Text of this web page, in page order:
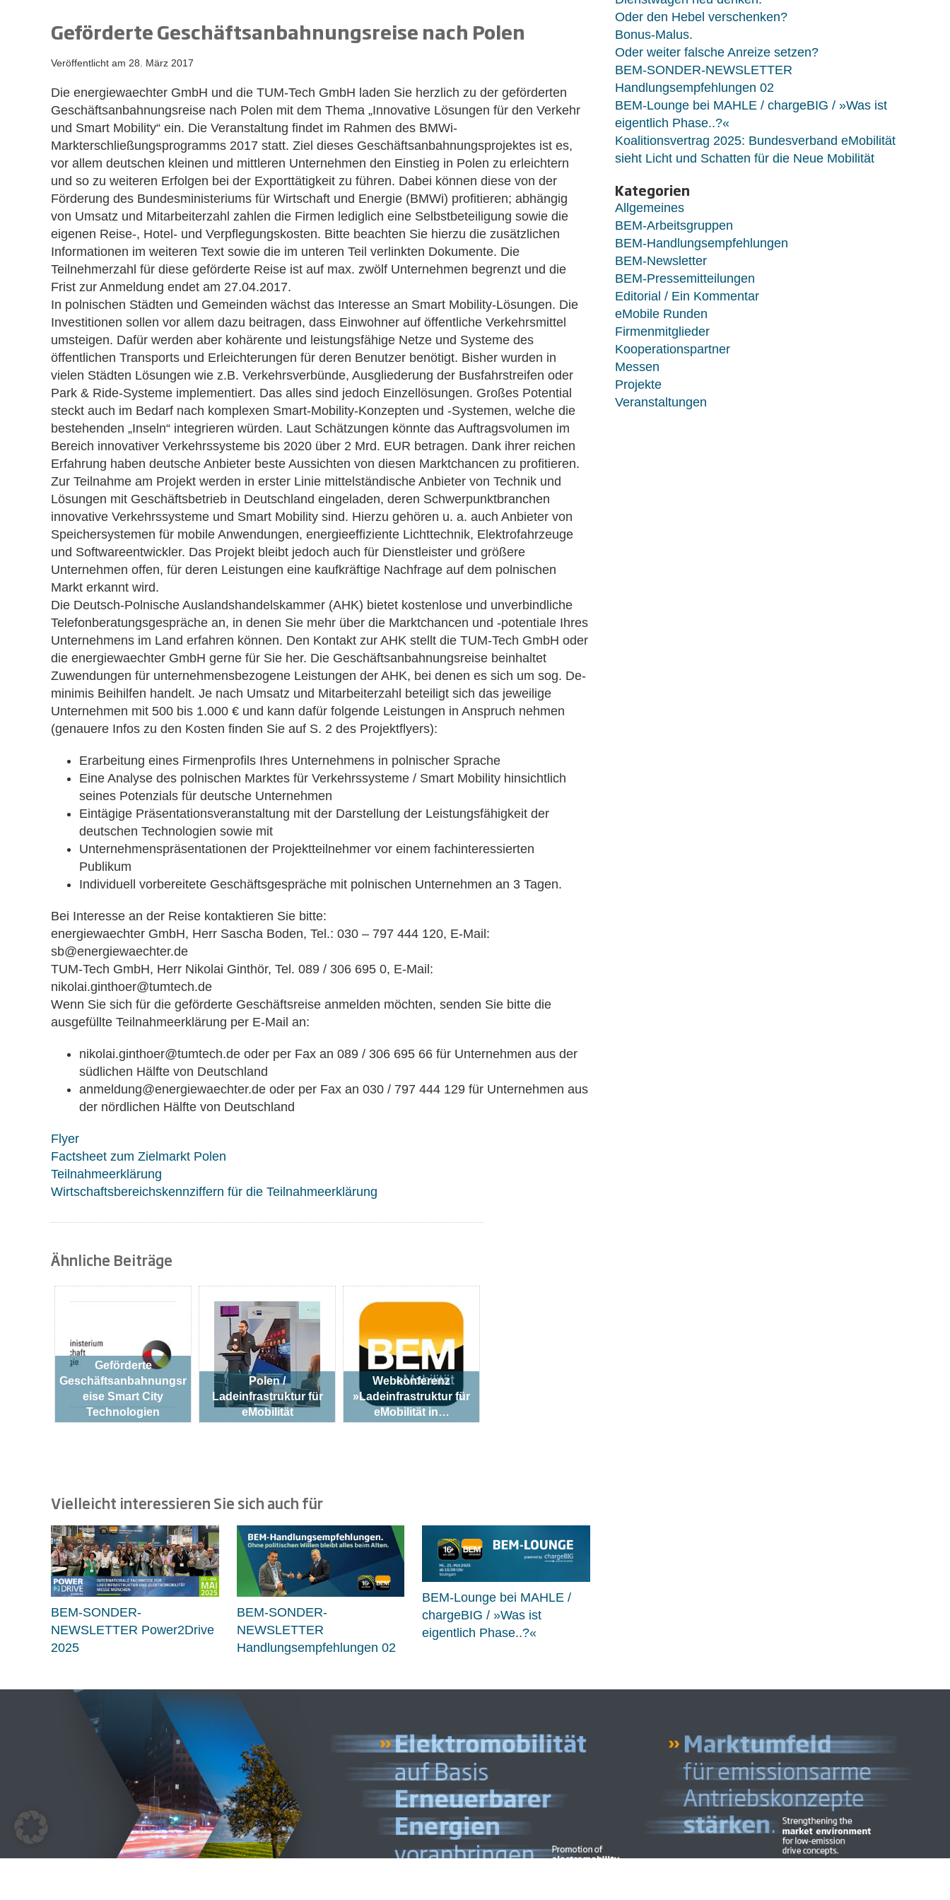
Geförderte Geschäftsanbahnungsreise nach Polen
Veröffentlicht am 28. März 2017
Die energiewaechter GmbH und die TUM-Tech GmbH laden Sie herzlich zu der geförderten
Geschäftsanbahnungsreise nach Polen mit dem Thema „Innovative Lösungen für den Verkehr
und Smart Mobility“ ein. Die Veranstaltung findet im Rahmen des BMWi-
Markterschließungsprogramms 2017 statt. Ziel dieses Geschäftsanbahnungsprojektes ist es,
vor allem deutschen kleinen und mittleren Unternehmen den Einstieg in Polen zu erleichtern
und so zu weiteren Erfolgen bei der Exporttätigkeit zu führen. Dabei können diese von der
Förderung des Bundesministeriums für Wirtschaft und Energie (BMWi) profitieren; abhängig
von Umsatz und Mitarbeiterzahl zahlen die Firmen lediglich eine Selbstbeteiligung sowie die
eigenen Reise-, Hotel- und Verpflegungskosten. Bitte beachten Sie hierzu die zusätzlichen
Informationen im weiteren Text sowie die im unteren Teil verlinkten Dokumente. Die
Teilnehmerzahl für diese geförderte Reise ist auf max. zwölf Unternehmen begrenzt und die
Frist zur Anmeldung endet am 27.04.2017.
In polnischen Städten und Gemeinden wächst das Interesse an Smart Mobility-Lösungen. Die
Investitionen sollen vor allem dazu beitragen, dass Einwohner auf öffentliche Verkehrsmittel
umsteigen. Dafür werden aber kohärente und leistungsfähige Netze und Systeme des
öffentlichen Transports und Erleichterungen für deren Benutzer benötigt. Bisher wurden in
vielen Städten Lösungen wie z.B. Verkehrsverbünde, Ausgliederung der Busfahrstreifen oder
Park & Ride-Systeme implementiert. Das alles sind jedoch Einzellösungen. Großes Potential
steckt auch im Bedarf nach komplexen Smart-Mobility-Konzepten und -Systemen, welche die
bestehenden „Inseln“ integrieren würden. Laut Schätzungen könnte das Auftragsvolumen im
Bereich innovativer Verkehrssysteme bis 2020 über 2 Mrd. EUR betragen. Dank ihrer reichen
Erfahrung haben deutsche Anbieter beste Aussichten von diesen Marktchancen zu profitieren.
Zur Teilnahme am Projekt werden in erster Linie mittelständische Anbieter von Technik und
Lösungen mit Geschäftsbetrieb in Deutschland eingeladen, deren Schwerpunktbranchen
innovative Verkehrssysteme und Smart Mobility sind. Hierzu gehören u. a. auch Anbieter von
Speichersystemen für mobile Anwendungen, energieeffiziente Lichttechnik, Elektrofahrzeuge
und Softwareentwickler. Das Projekt bleibt jedoch auch für Dienstleister und größere
Unternehmen offen, für deren Leistungen eine kaufkräftige Nachfrage auf dem polnischen
Markt erkannt wird.
Die Deutsch-Polnische Auslandshandelskammer (AHK) bietet kostenlose und unverbindliche
Telefonberatungsgespräche an, in denen Sie mehr über die Marktchancen und -potentiale Ihres
Unternehmens im Land erfahren können. Den Kontakt zur AHK stellt die TUM-Tech GmbH oder
die energiewaechter GmbH gerne für Sie her. Die Geschäftsanbahnungsreise beinhaltet
Zuwendungen für unternehmensbezogene Leistungen der AHK, bei denen es sich um sog. De-
minimis Beihilfen handelt. Je nach Umsatz und Mitarbeiterzahl beteiligt sich das jeweilige
Unternehmen mit 500 bis 1.000 € und kann dafür folgende Leistungen in Anspruch nehmen
(genauere Infos zu den Kosten finden Sie auf S. 2 des Projektflyers):
Erarbeitung eines Firmenprofils Ihres Unternehmens in polnischer Sprache
Eine Analyse des polnischen Marktes für Verkehrssysteme / Smart Mobility hinsichtlich
seines Potenzials für deutsche Unternehmen
Eintägige Präsentationsveranstaltung mit der Darstellung der Leistungsfähigkeit der
deutschen Technologien sowie mit
Unternehmenspräsentationen der Projektteilnehmer vor einem fachinteressierten
Publikum
Individuell vorbereitete Geschäftsgespräche mit polnischen Unternehmen an 3 Tagen.
Bei Interesse an der Reise kontaktieren Sie bitte:
energiewaechter GmbH, Herr Sascha Boden, Tel.: 030 – 797 444 120, E-Mail:
sb@energiewaechter.de
TUM-Tech GmbH, Herr Nikolai Ginthör, Tel. 089 / 306 695 0, E-Mail:
nikolai.ginthoer@tumtech.de
Wenn Sie sich für die geförderte Geschäftsreise anmelden möchten, senden Sie bitte die
ausgefüllte Teilnahmeerklärung per E-Mail an:
nikolai.ginthoer@tumtech.de oder per Fax an 089 / 306 695 66 für Unternehmen aus der
südlichen Hälfte von Deutschland
anmeldung@energiewaechter.de oder per Fax an 030 / 797 444 129 für Unternehmen aus
der nördlichen Hälfte von Deutschland
Flyer
Factsheet zum Zielmarkt Polen
Teilnahmeerklärung
Wirtschaftsbereichskennziffern für die Teilnahmeerklärung
Ähnliche Beiträge
Geförderte
Geschäftsanbahnungsr
eise Smart City
Technologien
Polen /
Ladeinfrastruktur für
eMobilität
Webkonferenz
»Ladeinfrastruktur für
eMobilität in…
Vielleicht interessieren Sie sich auch für
BEM-SONDER-
NEWSLETTER Power2Drive
2025
BEM-SONDER-
NEWSLETTER
Handlungsempfehlungen 02
BEM-Lounge bei MAHLE /
chargeBIG / »Was ist
eigentlich Phase..?«
Oder den Hebel verschenken?
Bonus-Malus.
Oder weiter falsche Anreize setzen?
BEM-SONDER-NEWSLETTER
Handlungsempfehlungen 02
BEM-Lounge bei MAHLE / chargeBIG / »Was ist
eigentlich Phase..?«
Koalitionsvertrag 2025: Bundesverband eMobilität
sieht Licht und Schatten für die Neue Mobilität
Kategorien
Allgemeines
BEM-Arbeitsgruppen
BEM-Handlungsempfehlungen
BEM-Newsletter
BEM-Pressemitteilungen
Editorial / Ein Kommentar
eMobile Runden
Firmenmitglieder
Kooperationspartner
Messen
Projekte
Veranstaltungen